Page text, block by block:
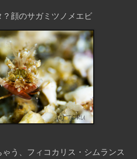
？顔のサガミツノメエビ
う、フィコカリス・シムランス